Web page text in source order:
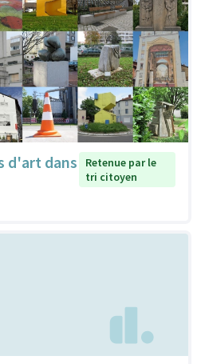
d'art dans
Retenue par le
tri citoyen